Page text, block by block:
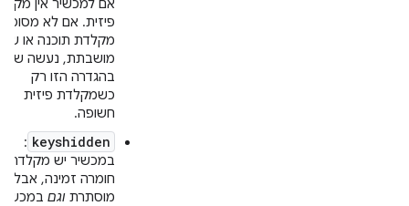
אם למכשיר אין
פיזית. אם לא
מקלדת תוכנה או
מושבתת, נעשה
בהגדרה הזו רק
כשמקלדת פיזית
חשופה.
keyshidden
:
במכשיר יש מקלדת
חומרה זמינה, אבל
מוסתרת וגם במכשיר